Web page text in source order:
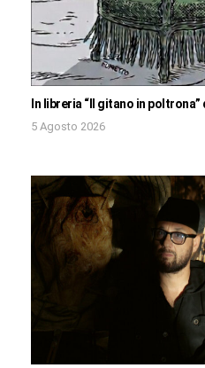
In libreria “Il gitano in poltrona”
5 Agosto 2026